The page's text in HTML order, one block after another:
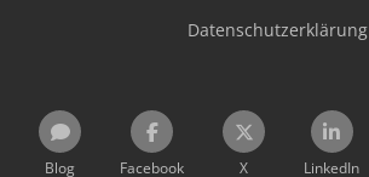
Datenschutzerklärung
Blog Facebook X LinkedIn